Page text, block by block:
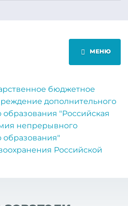
МЕНЮ
бюджетное
дополнительного
"Российская
непрерывного
образования"
Российской